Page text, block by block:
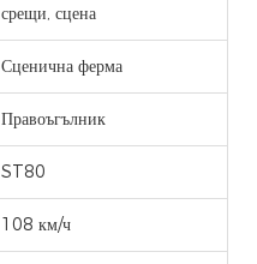
срещи, сцена
Сценична ферма
Правоъгълник
ST80
108 км/ч